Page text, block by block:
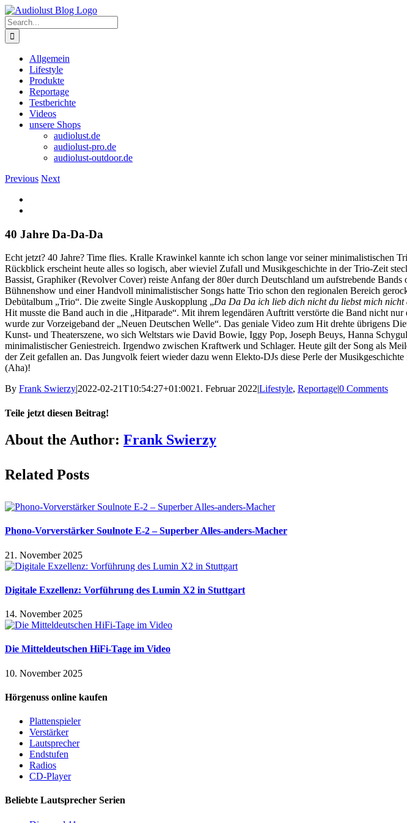
Skip
to
content
Search
for:
Allgemein
Lifestyle
Produkte
Reportage
Testberichte
Videos
unsere Shops
audiolust.de
audiolust-pro.de
audiolust-outdoor.de
Previous Next
40 Jahre Da-Da-Da
Echt jetzt? 40 Jahre? Time flies. Kralle Krawinkel kannte ich schon lange vor seiner minimalistischen
Rückblick erscheint heute alles so logisch, aber wieviel Zufall und Musikgeschichte in der Trio-Zeit
Bassist, Graphiker (Revolver Cover) reiste Anfang der 80er durch Deutschland um aufstrebende
Bühnenshow und einer Handvoll minimalistischer Songs hatte Trio schon den regionalen Bereich
Debütalbum „Trio“. Die zweite Single Auskopplung „Da Da Da ich lieb dich nicht du liebst mich nicht
Hit musste die Band auch in die „Hitparade“. Mit ihrem legendären Auftritt verstörte die Band nicht
wurde zur Vorzeigeband der „Neuen Deutschen Welle“. Das geniale Video zum Hit drehte übrigens
Kunst- und Theaterszene, wo sich Weltstars wie David Bowie, Iggy Pop, Joseph Beuys, Hanna
minimalistischer Geniestreich. Irgendwo zwischen Kraftwerk und Schlager. Heute gilt der Song als
der Zeit gefallen an. Das Jungvolk feiert wieder dazu wenn Elekto-DJs diese Perle der
(Aha)!
By Frank Swierzy|2022-02-21T10:54:27+01:0021. Februar 2022|Lifestyle, Reportage|0 Comments
Teile jetzt diesen Beitrag!
Facebook
X
Reddit
LinkedIn
Pinterest
Vk
About the Author: Frank Swierzy
Related Posts
Phono-Vorverstärker Soulnote E-2 – Superber Alles-anders-Macher
21. November 2025
Digitale Exzellenz: Vorführung des Lumin X2 in Stuttgart
14. November 2025
Die Mitteldeutschen HiFi-Tage im Video
10. November 2025
Hörgenuss online kaufen
Plattenspieler
Verstärker
Lautsprecher
Endstufen
Radios
CD-Player
Beliebte Lautsprecher Serien